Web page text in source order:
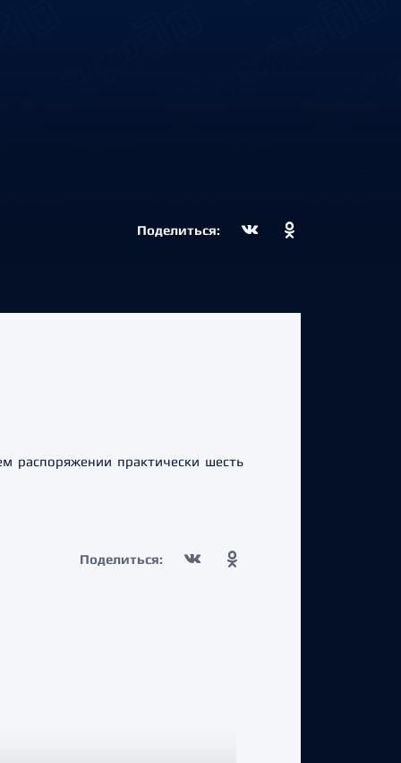
Поделиться:
распоряжении практически шесть
Поделиться: